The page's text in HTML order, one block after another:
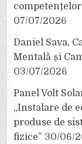
07/07/2026
Daniel Sava,
Mentală și
03/07/2026
Panel Volt
„Instalare de
produse de
fizice” 30/06/